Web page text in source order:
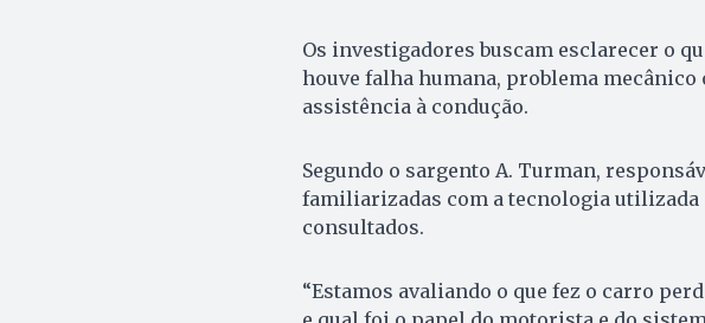
Os investigadores buscam esclarecer o
houve falha humana, problema
assistência à condução.
Segundo o sargento A. Turman,
familiarizadas com a tecnologia utilizada
consultados.
“Estamos avaliando o que fez o carro